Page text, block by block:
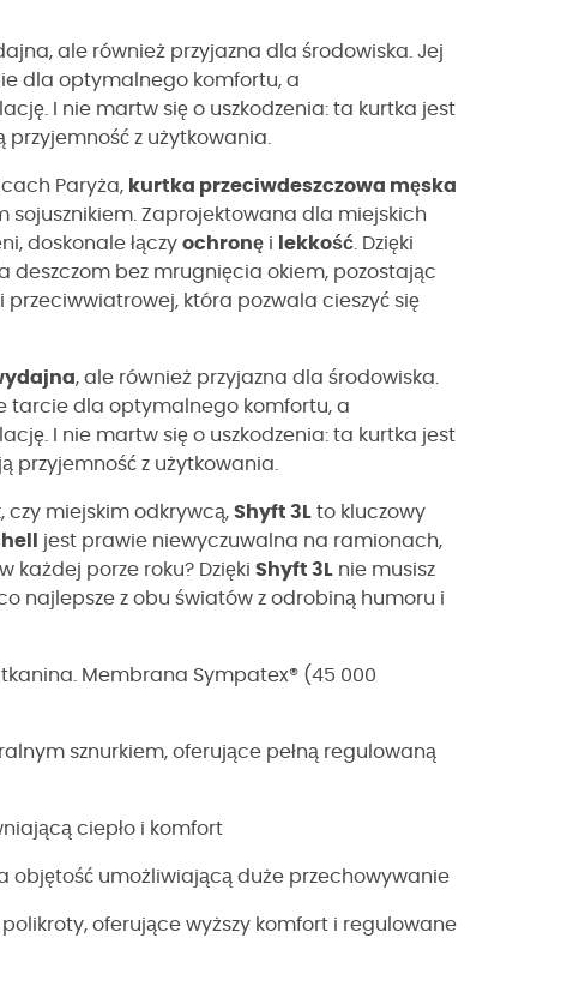
ale również przyjazna dla środowiska. Jej
dla optymalnego komfortu, a
I nie martw się o uszkodzenia: ta kurtka jest
przyjemność z użytkowania.
Paryża, kurtka przeciwdeszczowa męska
sojusznikiem. Zaprojektowana dla miejskich
doskonale łączy ochronę i lekkość . Dzięki
deszczom bez mrugnięcia okiem, pozostając
która pozwala cieszyć się
, ale również przyjazna dla środowiska.
tarcie dla optymalnego komfortu, a
I nie martw się o uszkodzenia: ta kurtka jest
przyjemność z użytkowania.
czy miejskim odkrywcą, Shyft 3L to kluczowy
jest prawie niewyczuwalna na ramionach,
każdej porze roku? Dzięki Shyft 3L nie musisz
najlepsze z obu światów z odrobiną humoru i
Membrana Sympatex® (45 000
sznurkiem, oferujące pełną regulowaną
ciepło i komfort
objętość umożliwiającą duże przechowywanie
oferujące wyższy komfort i regulowane